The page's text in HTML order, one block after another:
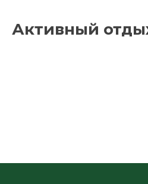
Активный